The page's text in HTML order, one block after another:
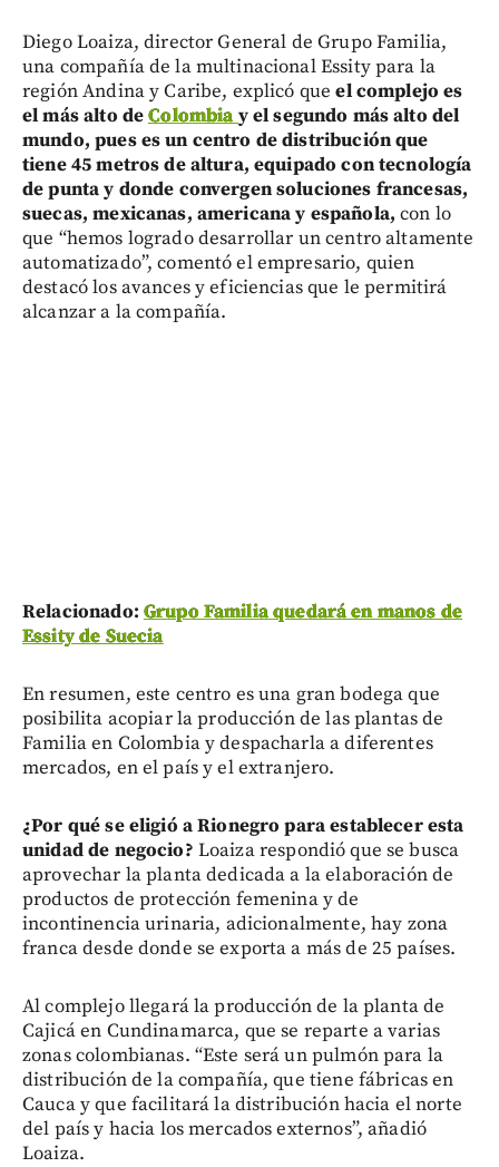
Diego Loaiza, director General de Grupo Familia,
una compañía de la multinacional Essity para la
región Andina y Caribe, explicó queel complejo es
el más alto deColombia y el segundo más alto del
mundo, pues es un centro de distribución que
tiene 45 metros de altura, equipado con tecnología
de punta y donde convergen soluciones francesas,
suecas, mexicanas, americana y española,con lo
que “hemos logrado desarrollar un centro altamente
automatizado”, comentó el empresario, quien
destacó los avances y eficiencias que le permitirá
alcanzar a la compañía.
Relacionado: Grupo Familia quedará en manos de
Essity de Suecia
En resumen, este centro es una gran bodega que
posibilita acopiar la producción de las plantas de
Familia en Colombia y despacharla a diferentes
mercados, en el país y el extranjero.
¿Por qué se eligió a Rionegro para establecer esta
unidad de negocio? Loaiza respondió que se busca
aprovechar la planta dedicada a la elaboración de
productos de protección femenina y de
incontinencia urinaria, adicionalmente, hay zona
franca desde donde se exporta a más de 25 países.
Al complejo llegará la producción de la planta de
Cajicá en Cundinamarca, que se reparte a varias
zonas colombianas. “Este será un pulmón para la
distribución de la compañía, que tiene fábricas en
Cauca y que facilitará la distribución hacia el norte
del país y hacia los mercados externos”, añadió
Loaiza.